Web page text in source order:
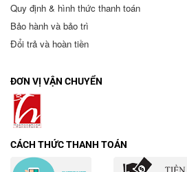
Quy định & hình thức thanh toán
Bảo hành và bảo trì
Đổi trả và hoàn tiền
ĐƠN VỊ VẬN CHUYỂN
CÁCH THỨC THANH TOÁN